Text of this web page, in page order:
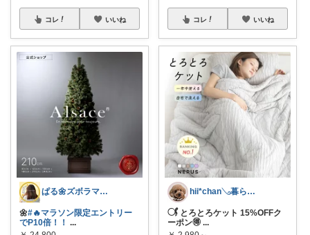
コレ いいね
ぱる🌼ズボラママのラク家事
🌼#🔥マラソン限定エントリー
でP10倍！！ ...
コレ いいね
hii*chan𓂅暮らしと子ども
𓋜 とろとろケット 15%OFFク
ーポン🉐 ...